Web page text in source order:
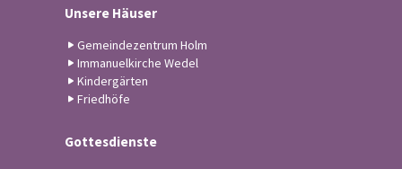
Unsere Häuser
Gemeindezentrum Holm
Immanuelkirche Wedel
Kindergärten
Friedhöfe
Gottesdienste